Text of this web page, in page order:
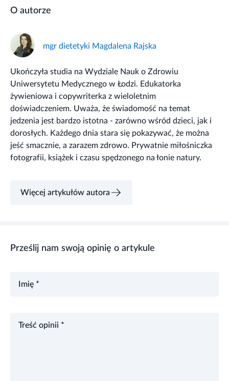
O autorze
mgr dietetyki Magdalena Rajska
Ukończyła studia na Wydziale Nauk o Zdrowiu
Uniwersytetu Medycznego w Łodzi. Edukatorka
żywieniowa i copywriterka z wieloletnim
doświadczeniem. Uważa, że świadomość na temat
jedzenia jest bardzo istotna - zarówno wśród dzieci, jak i
dorosłych. Każdego dnia stara się pokazywać, że można
jeść smacznie, a zarazem zdrowo. Prywatnie miłośniczka
fotografii, książek i czasu spędzonego na łonie natury.
Więcej artykułów autora
Prześlij nam swoją opinię o artykule
Imię *
Treść opinii *